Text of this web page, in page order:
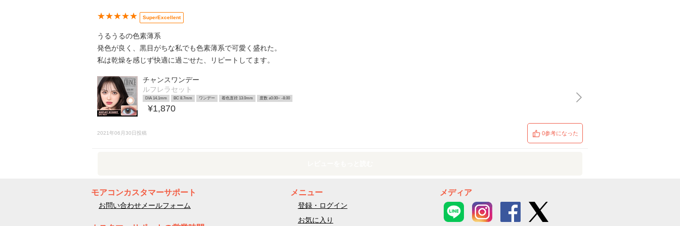
★★★★★ SuperExcellent
うるうるの色素薄系
発色が良く、黒目がちな私でも色素薄系で可愛く盛れた。
私は乾燥を感じず快適に過ごせた、リピートしてます。
チャンスワンデー
ルフレラセット
DIA 14.1mm BC 8.7mm ワンデー 着色直径 13.0mm 度数 ±0.00~ -8.00
¥1,870
2021年06月30日投稿 0参考になった
モアコンカスタマーサポート
お問い合わせメールフォーム
メニュー
登録・ログイン
お気に入り
メディア